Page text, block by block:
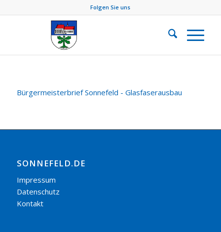
Folgen Sie uns
Bürgermeisterbrief Sonnefeld - Glasfaserausbau
SONNEFELD.DE
Impressum
Datenschutz
Kontakt